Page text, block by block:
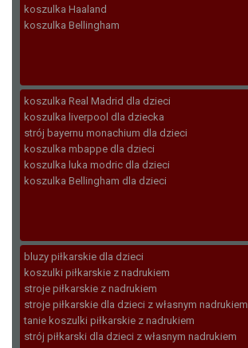
koszulka Haaland
koszulka Bellingham
koszulka Real Madrid dla dzieci
koszulka liverpool dla dziecka
strój bayernu monachium dla dzieci
koszulka mbappe dla dzieci
koszulka luka modric dla dzieci
koszulka Bellingham dla dzieci
bluzy piłkarskie dla dzieci
koszulki piłkarskie z nadrukiem
stroje piłkarskie z nadrukiem
stroje piłkarskie dla dzieci z własnym nadrukiem
tanie koszulki piłkarskie z nadrukiem
strój piłkarski dla dzieci z własnym nadrukiem